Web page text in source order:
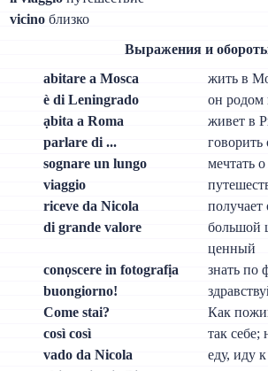
vicino близко
Выражения и
abitare a Mosca
жить в
è di Leningrado
он родом
ạbita a Roma
живет в
parlare di ...
говорить
sognare un lungo
viaggio
мечтать
riceve da Nicola
получает
di grande valore
большой
ценный
conọscere in fotografịa
знать по
buongiorno!
Come stai?
Как
così così
так себе;
vado da Nicola
еду, иду